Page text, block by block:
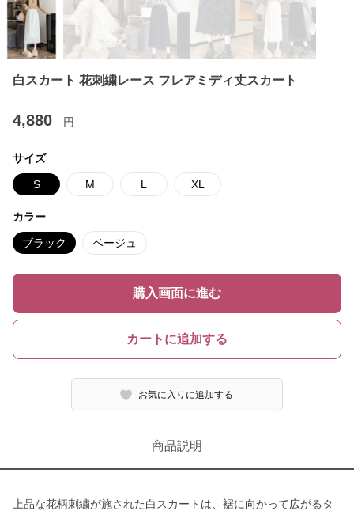
白スカート 花刺繍レース フレアミディ丈スカート
4,880 円
サイズ
S M L XL
カラー
ブラック ベージュ
購入画面に進む
カートに追加する
お気に入りに追加する
商品説明
上品な花柄刺繍が施された白スカートは、裾に向かって広がるタ